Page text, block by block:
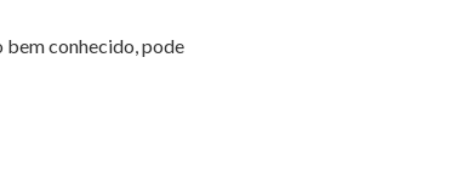
bem conhecido, pode